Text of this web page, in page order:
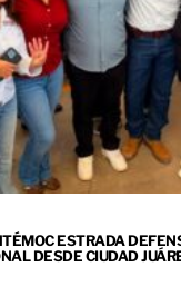
ESTRADA
DESDE CIUDAD